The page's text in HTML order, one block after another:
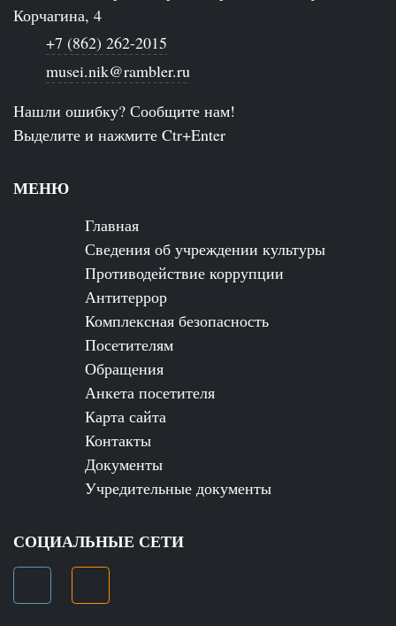
Корчагина, 4
+7 (862) 262-2015
musei.nik@rambler.ru
Нашли ошибку? Сообщите нам!
Выделите и нажмите Ctr+Enter
МЕНЮ
Главная
Сведения об учреждении культуры
Противодействие коррупции
Антитеррор
Комплексная безопасность
Посетителям
Обращения
Анкета посетителя
Карта сайта
Контакты
Документы
Учредительные документы
СОЦИАЛЬНЫЕ СЕТИ